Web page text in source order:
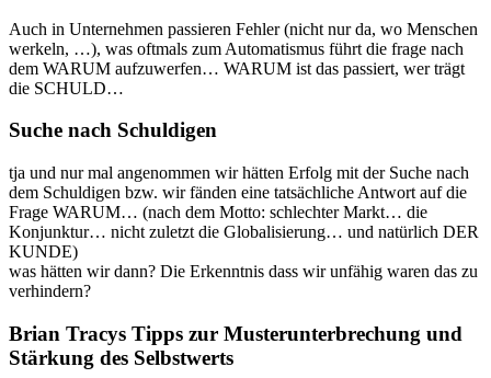
Auch in Unternehmen passieren Fehler (nicht nur da, wo Menschen
werkeln, …), was oftmals zum Automatismus führt die frage nach
dem WARUM aufzuwerfen… WARUM ist das passiert, wer trägt
die SCHULD…
Suche nach Schuldigen
tja und nur mal angenommen wir hätten Erfolg mit der Suche nach
dem Schuldigen bzw. wir fänden eine tatsächliche Antwort auf die
Frage WARUM… (nach dem Motto: schlechter Markt… die
Konjunktur… nicht zuletzt die Globalisierung… und natürlich DER
KUNDE)
was hätten wir dann? Die Erkenntnis dass wir unfähig waren das zu
verhindern?
Brian Tracys Tipps zur Musterunterbrechung und
Stärkung des Selbstwerts